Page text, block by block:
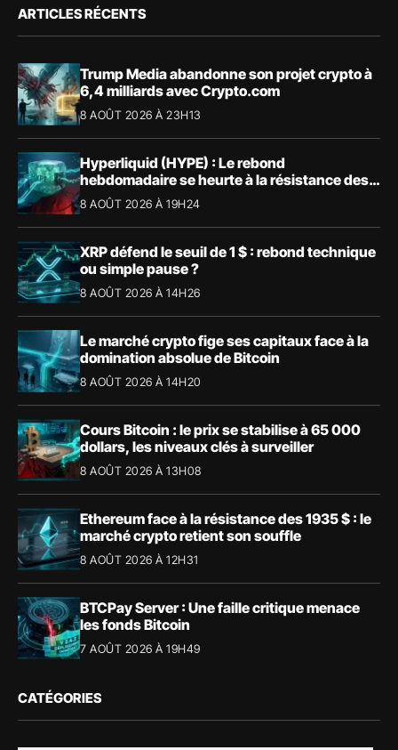
ARTICLES RÉCENTS
Trump Media abandonne son projet crypto à
6,4 milliards avec Crypto.com
8 AOÛT 2026 À 23H13
Hyperliquid (HYPE) : Le rebond
hebdomadaire se heurte à la résistance des
57,90 $
8 AOÛT 2026 À 19H24
XRP défend le seuil de 1 $ : rebond technique
ou simple pause ?
8 AOÛT 2026 À 14H26
Le marché crypto fige ses capitaux face à la
domination absolue de Bitcoin
8 AOÛT 2026 À 14H20
Cours Bitcoin : le prix se stabilise à 65 000
dollars, les niveaux clés à surveiller
8 AOÛT 2026 À 13H08
Ethereum face à la résistance des 1935 $ : le
marché crypto retient son souffle
8 AOÛT 2026 À 12H31
BTCPay Server : Une faille critique menace
les fonds Bitcoin
7 AOÛT 2026 À 19H49
CATÉGORIES